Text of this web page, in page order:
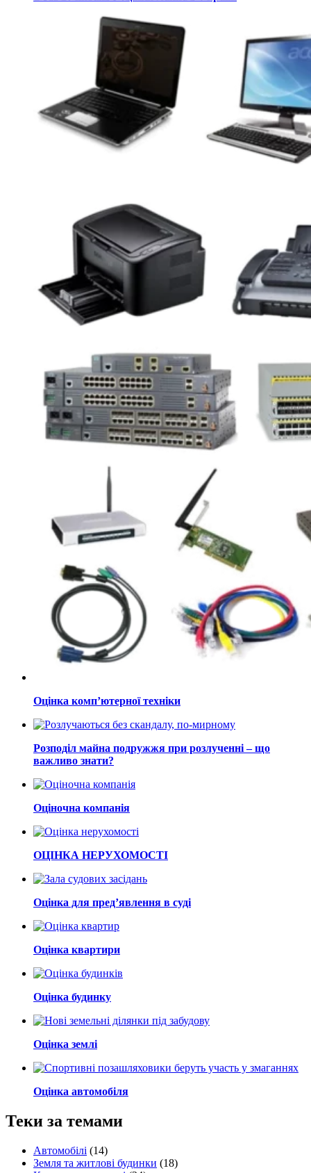
Оцінка комп’ютерної техніки
Розподіл майна подружжя при розлученні – що
важливо знати?
Оціночна компанія
ОЦІНКА НЕРУХОМОСТІ
Оцінка для пред’явлення в суді
Оцінка квартири
Оцінка будинку
Оцінка землі
Оцінка автомобіля
Теки за темами
Автомобілі (14)
Земля та житлові будинки (18)